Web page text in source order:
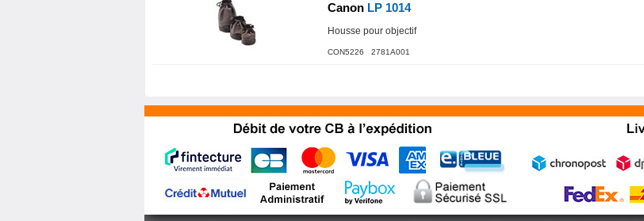
Canon LP 1014
Housse pour objectif
CON5226 2781A001